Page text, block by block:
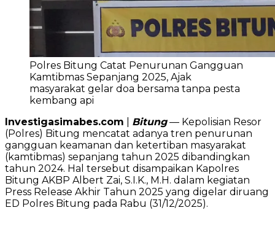
Polres Bitung Catat Penurunan Gangguan
Kamtibmas Sepanjang 2025, Ajak
masyarakat gelar doa bersama tanpa pesta
kembang api
Investigasimabes.com
Bitung— Kepolisian Resor
(Polres) Bitung mencatat adanya tren penurunan
gangguan keamanan dan ketertiban masyarakat
(kamtibmas) sepanjang tahun 2025 dibandingkan
tahun 2024. Hal tersebut disampaikan Kapolres
Bitung AKBP Albert Zai, S.I.K., M.H. dalam kegiatan
Press Release Akhir Tahun 2025 yang digelar diruang
ED Polres Bitung pada Rabu (31/12/2025).